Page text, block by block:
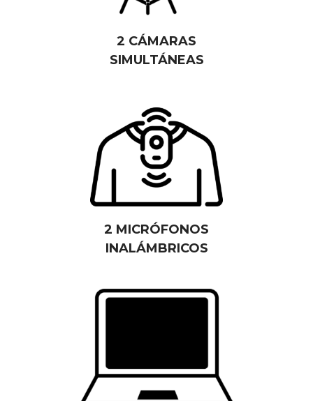
2 CÁMARAS
SIMULTÁNEAS
2 MICRÓFONOS
INALÁMBRICOS